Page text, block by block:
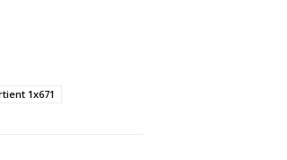
1x671